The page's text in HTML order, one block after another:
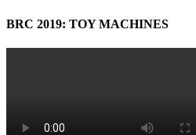
BRC 2019: TOY MACHINES